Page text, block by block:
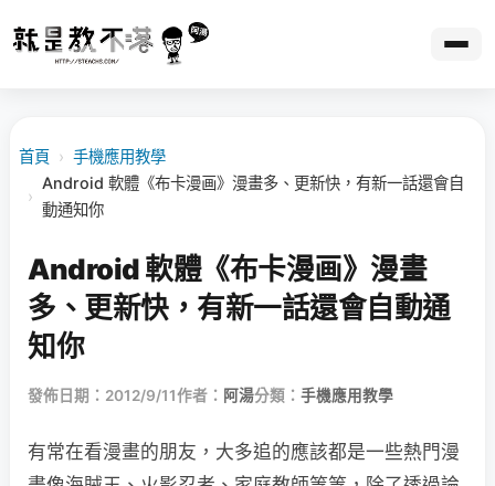
首頁 › 手機應用教學
›
Android 軟體《布卡漫画》漫畫多、更新快，有新一話還會自
動通知你
Android 軟體《布卡漫画》漫畫
多、更新快，有新一話還會自動通
知你
發佈日期：2012/9/11作者： 阿湯分類： 手機應用教學
有常在看漫畫的朋友，大多追的應該都是一些熱門漫